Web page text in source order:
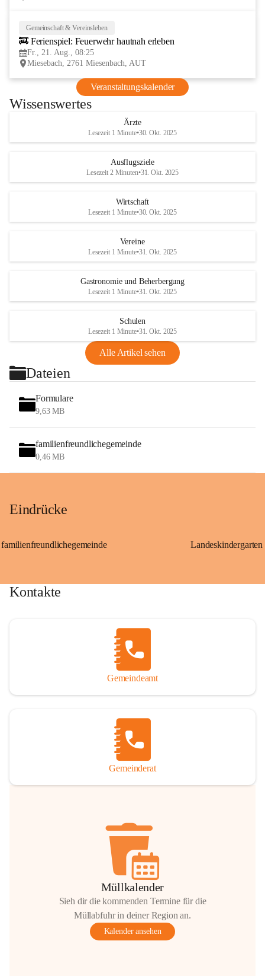
Gemeinschaft & Vereinsleben
🚒 Ferienspiel: Feuerwehr hautnah erleben
Fr., 21. Aug., 08:25
Miesebach, 2761 Miesenbach, AUT
Veranstaltungskalender
Wissenswertes
Ärzte
Lesezeit 1 Minute•30. Okt. 2025
Ausflugsziele
Lesezeit 2 Minuten•31. Okt. 2025
Wirtschaft
Lesezeit 1 Minute•30. Okt. 2025
Vereine
Lesezeit 1 Minute•31. Okt. 2025
Gastronomie und Beherbergung
Lesezeit 1 Minute•31. Okt. 2025
Schulen
Lesezeit 1 Minute•31. Okt. 2025
Alle Artikel sehen
Dateien
Formulare
9,63 MB
familienfreundlichegemeinde
0,46 MB
Eindrücke
familienfreundlichegemeinde
Kontakte
Gemeindeamt
Gemeinderat
Müllkalender
Sieh dir die kommenden Termine für die
Müllabfuhr in deiner Region an.
Kalender ansehen